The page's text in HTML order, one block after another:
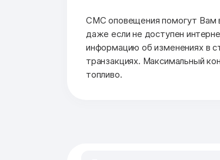
СМС оповещения помогут Вам
даже если не доступен
информацию об изменениях в
транзакциях. Максимальный
топливо.